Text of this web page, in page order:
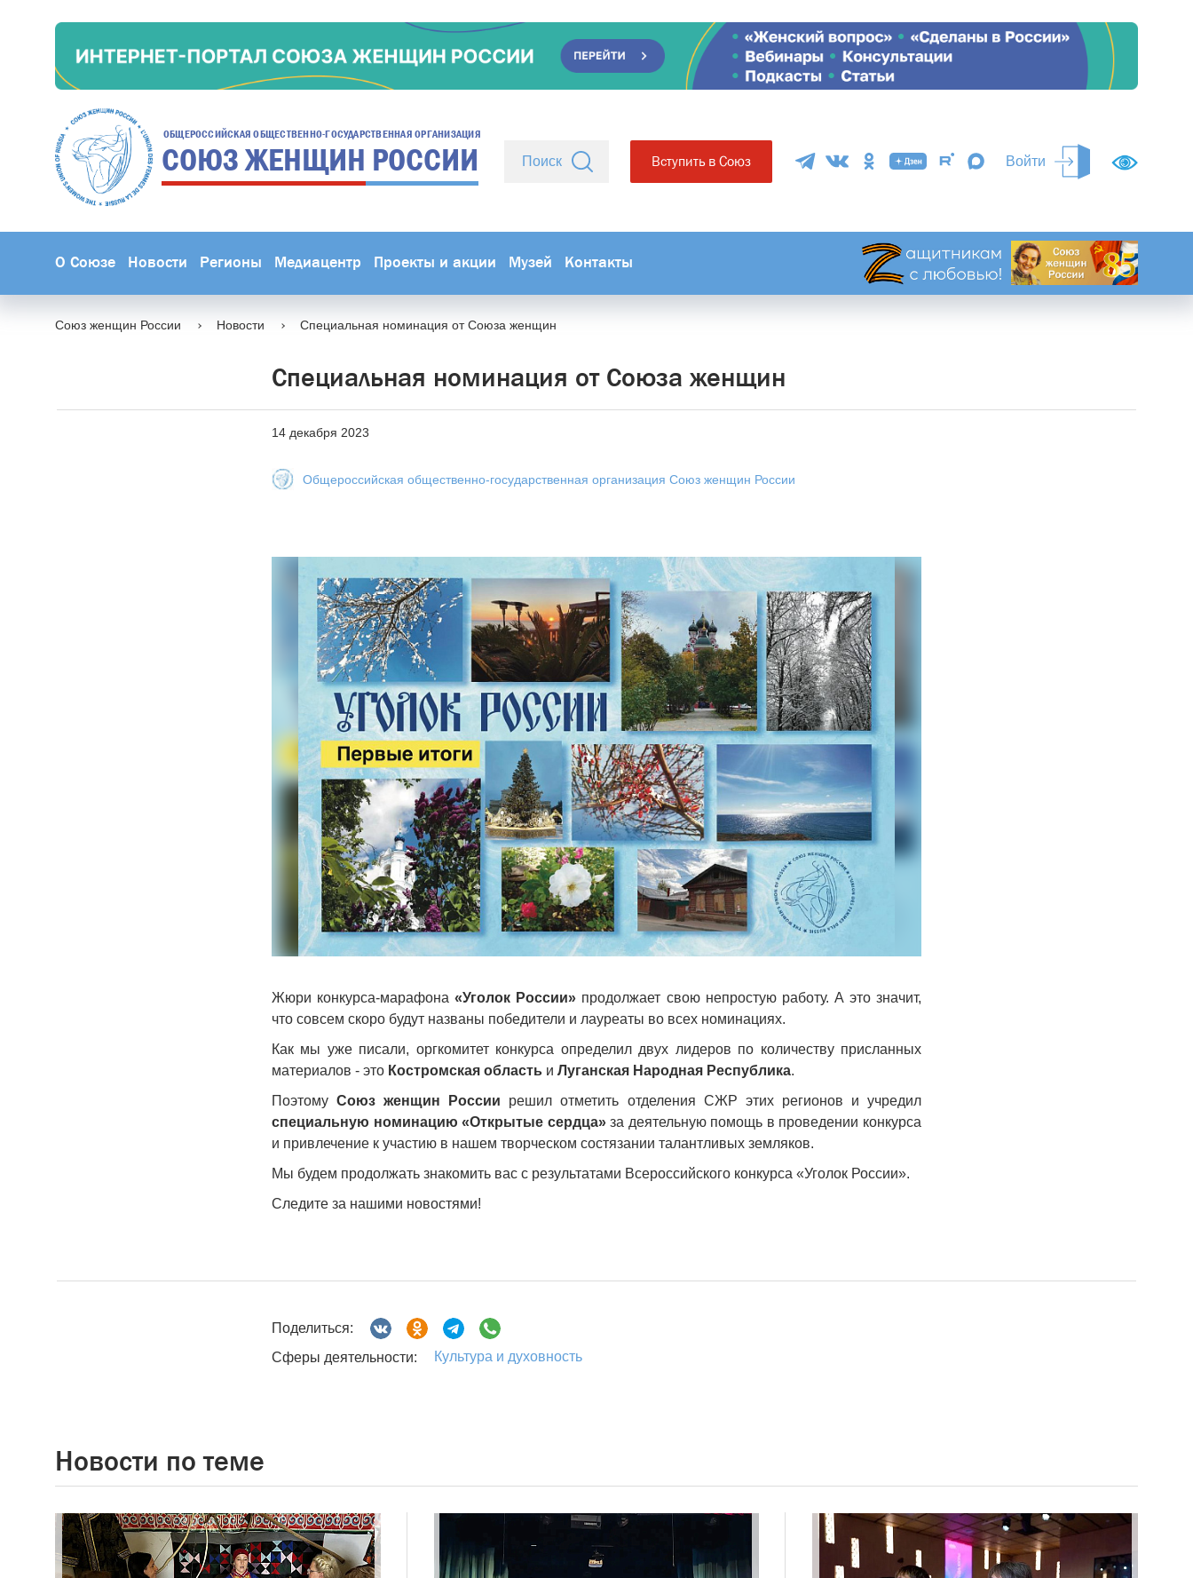
ОБЩЕРОССИЙСКАЯ ОБЩЕСТВЕННО-ГОСУДАРСТВЕННАЯ ОРГАНИЗАЦИЯ
СОЮЗ ЖЕНЩИН РОССИИ Вступить в Союз Войти
О Союзе Новости Регионы Медиацентр Проекты и акции Музей Контакты
Союз женщин России Новости Специальная номинация от Союза женщин
Специальная номинация от Союза женщин
14 декабря 2023
Общероссийская общественно-государственная организация Союз женщин России
Жюри конкурса-марафона«Уголок России» продолжает свою непростую работу. А это значит,
что совсем скоро будут названы победители и лауреаты во всех номинациях.
Как мы уже писали, оргкомитет конкурса определил двух лидеров по количеству присланных
материалов - это Костромская область и Луганская Народная Республика.
ПоэтомуСоюз женщин России решил отметить отделения СЖР этих регионов и учредил
специальную номинацию «Открытые сердца»за деятельную помощь в проведении конкурса
и привлечение к участию в нашем творческом состязании талантливых земляков.
Мы будем продолжать знакомить вас с результатами Всероссийского конкурса «Уголок России».
Следите за нашими новостями!
Поделиться:
Сферы деятельности:
Культура и духовность
Новости по теме